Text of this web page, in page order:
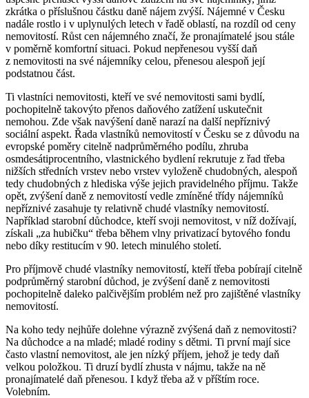
zkrátka o příslušnou částku daně nájem zvýší. Nájemné v Česku
nadále rostlo i v uplynulých letech v řadě oblastí, na rozdíl od ceny
nemovitostí. Růst cen nájemného značí, že pronajímatelé jsou stále
v poměrně komfortní situaci. Pokud nepřenesou vyšší daň
z nemovitosti na své nájemníky celou, přenesou alespoň její
podstatnou část.
Ti vlastníci nemovitosti, kteří ve své nemovitosti sami bydlí,
pochopitelně takovýto přenos daňového zatížení uskutečnit
nemohou. Zde však navýšení daně narazí na další nepříznivý
sociální aspekt. Řada vlastníků nemovitostí v Česku se z důvodu na
evropské poměry citelně nadprůměrného podílu, zhruba
osmdesátiprocentního, vlastnického bydlení rekrutuje z řad třeba
nižších středních vrstev nebo vrstev vyloženě chudobných, alespoň
tedy chudobných z hlediska výše jejich pravidelného příjmu. Takže
opět, zvýšení daně z nemovitostí vedle zmíněné třídy nájemníků
nepříznivé zasahuje ty relativně chudé vlastníky nemovitostí.
Například starobní důchodce, kteří svoji nemovitost, v níž dožívají,
získali „za hubičku“ třeba během vlny privatizací bytového fondu
nebo díky restitucím v 90. letech minulého století.
Pro příjmově chudé vlastníky nemovitostí, kteří třeba pobírají citelně
podprůměrný starobní důchod, je zvýšení daně z nemovitosti
pochopitelně daleko palčivějším problém než pro zajištěné vlastníky
nemovitostí.
Na koho tedy nejhůře dolehne výrazně zvýšená daň z nemovitosti?
Na důchodce a na mladé; mladé rodiny s dětmi. Ti první mají sice
často vlastní nemovitost, ale jen nízký příjem, jehož je tedy daň
velkou položkou. Ti druzí bydlí zhusta v nájmu, takže na ně
pronajímatelé daň přenesou. I když třeba až v příštím roce.
Volebním.